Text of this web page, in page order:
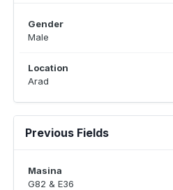
Gender
Male
Location
Arad
Previous Fields
Masina
G82 & E36